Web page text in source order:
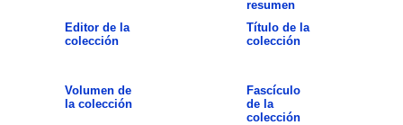
resumen
Editor de la
colección
Título de la
colección
Volumen de
la colección
Fascículo
de la
colección